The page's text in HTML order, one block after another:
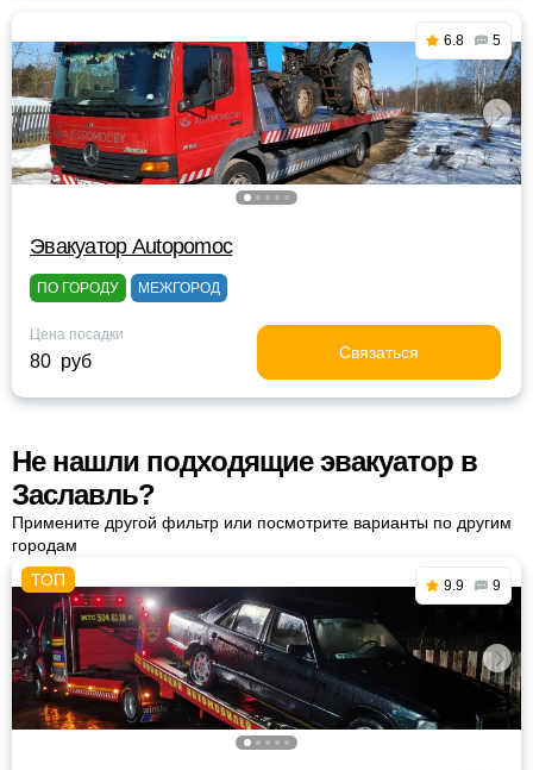
6.8 5
Эвакуатор Autopomoc
ПО ГОРОДУ МЕЖГОРОД
Цена посадки
80 руб Связаться
Не нашли подходящие эвакуатор в
Заславль?
Примените другой фильтр или посмотрите варианты по другим
городам
9.9 9